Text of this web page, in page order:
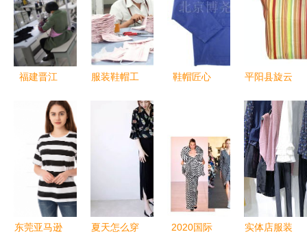
福建晋江
劲，复产抢
春光——服
装业按
下“加速键”
服装鞋帽工
五步锁定漏
检率下降路
鞋帽匠心
配角哲学
平阳县旋云
饰包装产品
列表——鞋
帽系列
东莞亚马逊
夏天怎么穿
2020国际
实体店服装